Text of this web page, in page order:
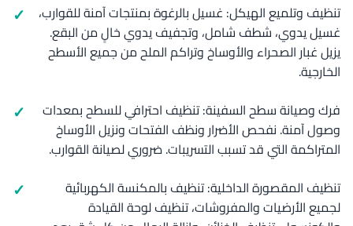
تنظيف وتلميع الهيكل: غسيل بالرغوة بمنتجات آمنة للقوارب،
غسيل يدوي، شطف شامل، وتجفيف يدوي خالٍ من البقع.
يزيل غبار الصحراء والأوساخ وتراكم الملح من جميع الأسطح
الخارجية.
فرك وصيانة سطح السفينة: تنظيف احترافي للسطح بمعدات
وصول آمنة. نفحص الأضرار ونظف الفتحات ونزيل الأوساخ
المتراكمة التي قد تسبب التسريبات. ضروري لصيانة القوارب.
تنظيف المقصورة الداخلية: تنظيف بالمكنسة الكهربائية
لجميع الأرضيات والمفروشات، تنظيف لوحة القيادة